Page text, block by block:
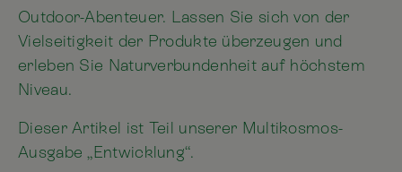
Outdoor-Abenteuer. Lassen Sie sich von der
Vielseitigkeit der Produkte überzeugen und
erleben Sie Naturverbundenheit auf höchstem
Niveau.
Dieser Artikel ist Teil unserer Multikosmos-
Ausgabe „Entwicklung“.